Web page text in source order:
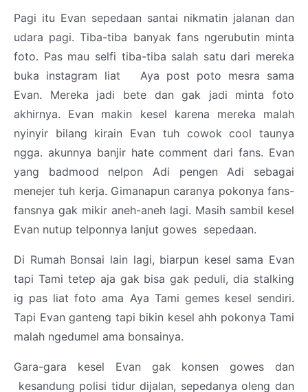
Pagi itu Evan sepedaan santai nikmatin jalanan dan
udara pagi. Tiba-tiba banyak fans ngerubutin minta
foto. Pas mau selfi tiba-tiba salah satu dari mereka
buka instagram liat Aya post poto mesra sama
Evan. Mereka jadi bete dan gak jadi minta foto
akhirnya. Evan makin kesel karena mereka malah
nyinyir bilang kirain Evan tuh cowok cool taunya
ngga. akunnya banjir hate comment dari fans. Evan
yang badmood nelpon Adi pengen Adi sebagai
menejer tuh kerja. Gimanapun caranya pokonya fans-
fansnya gak mikir aneh-aneh lagi. Masih sambil kesel
Evan nutup telponnya lanjut gowes sepedaan.
Di Rumah Bonsai lain lagi, biarpun kesel sama Evan
tapi Tami tetep aja gak bisa gak peduli, dia stalking
ig pas liat foto ama Aya Tami gemes kesel sendiri.
Tapi Evan ganteng tapi bikin kesel ahh pokonya Tami
malah ngedumel ama bonsainya.
Gara-gara kesel Evan gak konsen gowes dan
kesandung polisi tidur dijalan, sepedanya oleng dan